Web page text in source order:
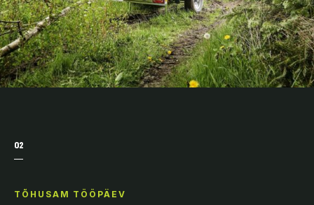
02
TÕHUSAM TÖÖPÄEV